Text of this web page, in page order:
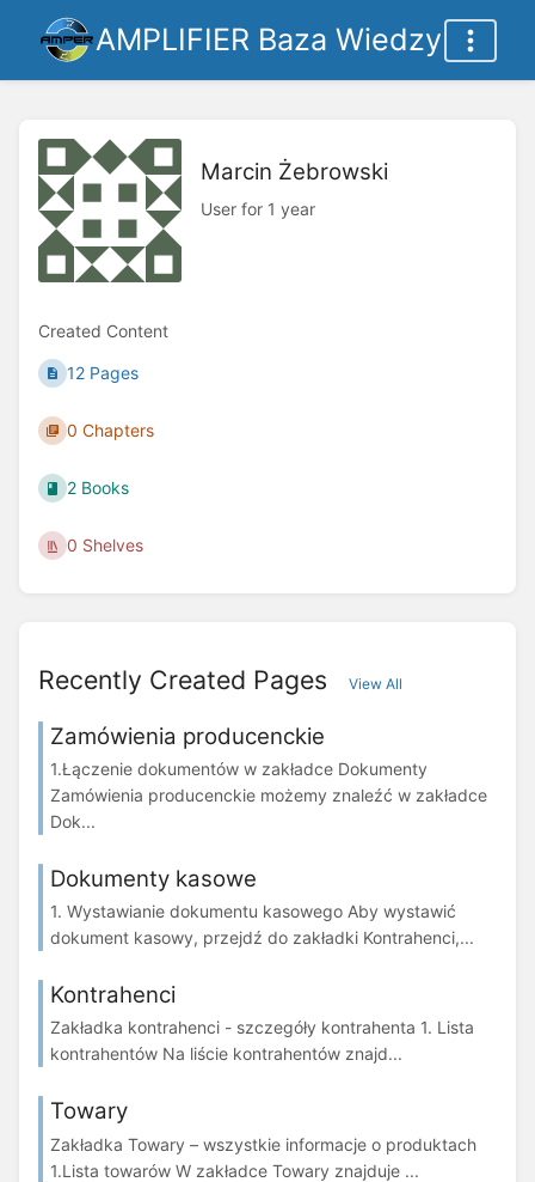
AMPLIFIER Baza Wiedzy
Marcin Żebrowski
User for 1 year
Created Content
12 Pages
0 Chapters
2 Books
0 Shelves
Recently Created Pages View All
Zamówienia producenckie
1.Łączenie dokumentów w zakładce Dokumenty
Zamówienia producenckie możemy znaleźć w zakładce
Dok...
Dokumenty kasowe
1. Wystawianie dokumentu kasowego Aby wystawić
dokument kasowy, przejdź do zakładki Kontrahenci,...
Kontrahenci
Zakładka kontrahenci - szczegóły kontrahenta 1. Lista
kontrahentów Na liście kontrahentów znajd...
Towary
Zakładka Towary – wszystkie informacje o produktach
1.Lista towarów W zakładce Towary znajduje ...